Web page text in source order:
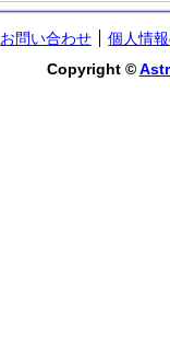
お問い合わせ
個人情
Copyright ©